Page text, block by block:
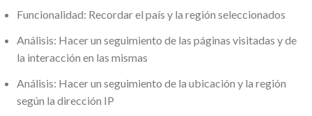
Funcionalidad: Recordar el país y la región seleccionados
Análisis: Hacer un seguimiento de las páginas visitadas y de
la interacción en las mismas
Análisis: Hacer un seguimiento de la ubicación y la región
según la dirección IP